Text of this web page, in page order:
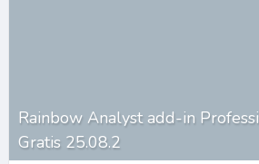
Rainbow Analyst add-in
Gratis 25.08.2